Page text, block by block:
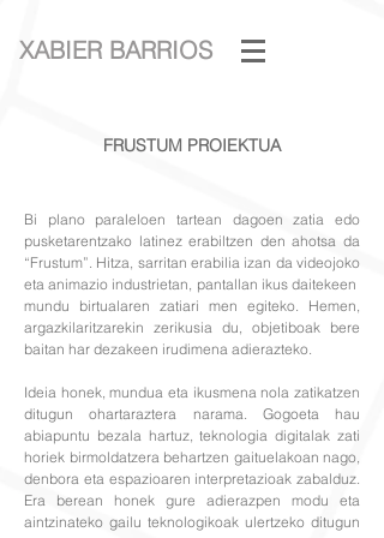
XABIER BARRIOS
FRUSTUM PROIEKTUA
Bi plano paraleloen tartean dagoen zatia edo
pusketarentzako latinez erabiltzen den ahotsa da
“Frustum”. Hitza, sarritan erabilia izan da videojoko
eta animazio industrietan, pantallan ikus daitekeen
mundu birtualaren zatiari men egiteko. Hemen,
argazkilaritzarekin zerikusia du, objetiboak bere
baitan har dezakeen irudimena adierazteko.
Ideia honek, mundua eta ikusmena nola zatikatzen
ditugun ohartaraztera narama. Gogoeta hau
abiapuntu bezala hartuz, teknologia digitalak zati
horiek birmoldatzera behartzen gaituelakoan nago,
denbora eta espazioaren interpretazioak zabalduz.
Era berean honek gure adierazpen modu eta
aintzinateko gailu teknologikoak ulertzeko ditugun